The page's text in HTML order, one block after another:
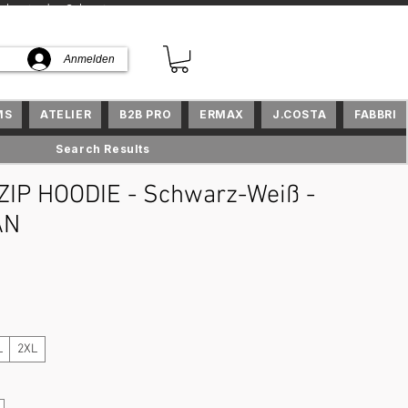
in der Schweiz
Anmelden
HOODIE - Schwarz-Weiß -
2XL
ATELIER B2B PRO ERMAX J.COSTA FABBRI
Search Results